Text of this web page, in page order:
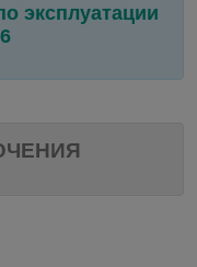
эксплуатации